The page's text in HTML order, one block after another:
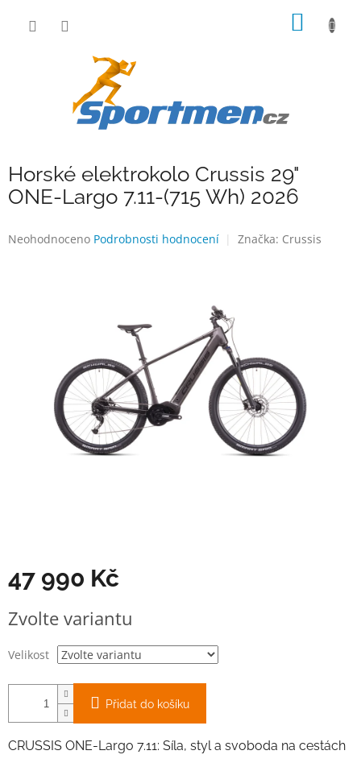
Horské elektrokolo Crussis 29"
ONE-Largo 7.11-(715 Wh) 2026
Průměrné
Neohodnoceno Podrobnosti hodnocení Značka: Crussis
47 990 Kč
cena:
Zvolte variantu
Velikost
Přidat do košíku
CRUSSIS ONE-Largo 7.11: Síla, styl a svoboda na cestách